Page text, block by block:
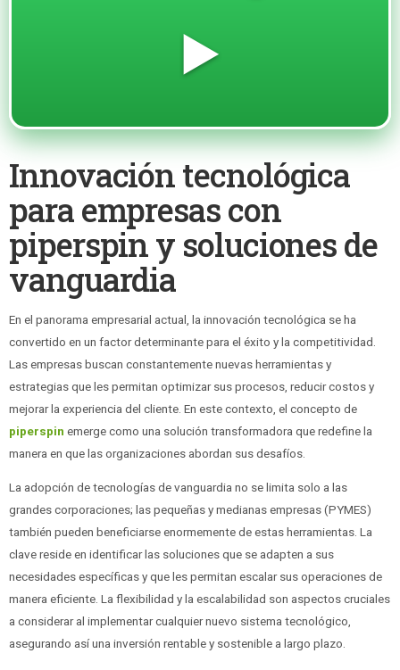
▶️
Innovación tecnológica
para empresas con
piperspin y soluciones de
vanguardia
En el panorama empresarial actual, la innovación tecnológica se ha
convertido en un factor determinante para el éxito y la competitividad.
Las empresas buscan constantemente nuevas herramientas y
estrategias que les permitan optimizar sus procesos, reducir costos y
mejorar la experiencia del cliente. En este contexto, el concepto de
piperspin emerge como una solución transformadora que redefine la
manera en que las organizaciones abordan sus desafíos.
La adopción de tecnologías de vanguardia no se limita solo a las
grandes corporaciones; las pequeñas y medianas empresas (PYMES)
también pueden beneficiarse enormemente de estas herramientas. La
clave reside en identificar las soluciones que se adapten a sus
necesidades específicas y que les permitan escalar sus operaciones de
manera eficiente. La flexibilidad y la escalabilidad son aspectos cruciales
a considerar al implementar cualquier nuevo sistema tecnológico,
asegurando así una inversión rentable y sostenible a largo plazo.